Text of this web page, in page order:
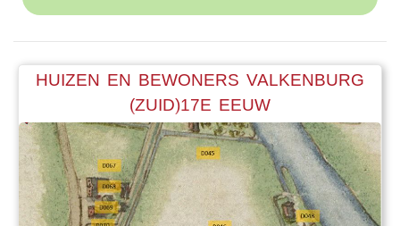
HUIZEN EN BEWONERS VALKENBURG
(ZUID)17E EEUW